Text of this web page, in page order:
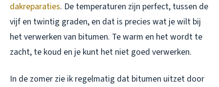
dakreparaties. De temperaturen zijn perfect, tussen de
vijf en twintig graden, en dat is precies wat je wilt bij
het verwerken van bitumen. Te warm en het wordt te
zacht, te koud en je kunt het niet goed verwerken.
In de zomer zie ik regelmatig dat bitumen uitzet door